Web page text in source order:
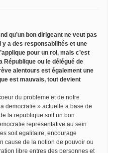
qu’un bon dirigeant ne veut pas
y a des responsabilités et une
pour un roi, mais c’est
ou le délégué de
alentours est également une
est mauvais, tout devient
du probleme et de notre
democratie » actuelle a base de
la republique soit un bon
representative au sein
soit egalitaire, encourage
cause de la notion de pouvoir ou
libre entres des personnes et